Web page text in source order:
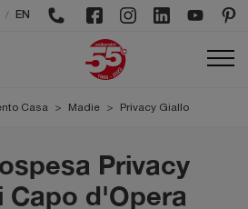
/ EN
Casa > Madie > Privacy Giallo
Privacy
Capo d'Opera